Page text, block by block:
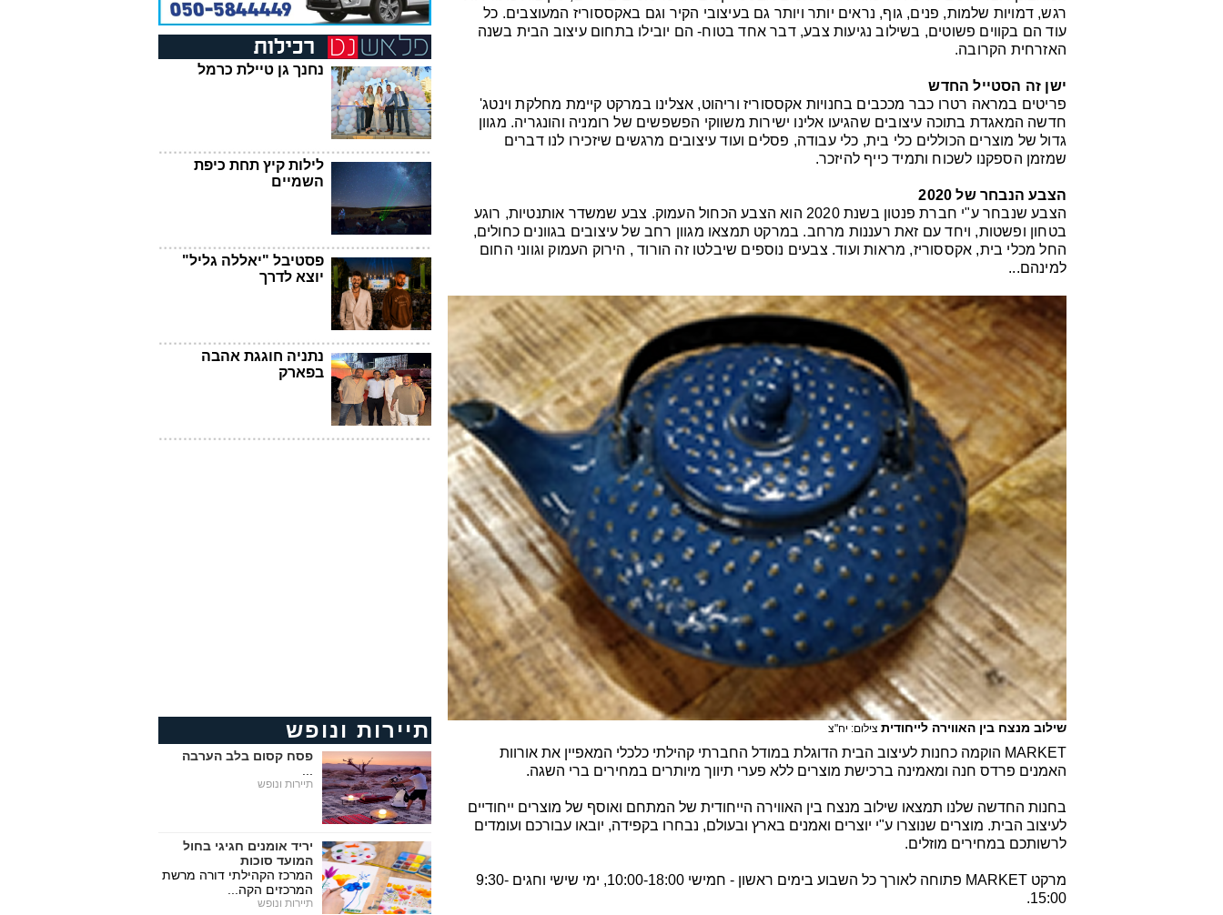
רגש, דמויות שלמות, פנים, גוף, נראים יותר ויותר גם בעיצובי הקיר וגם באקססוריז המעוצבים. כל
עוד הם בקווים פשוטים, בשילוב נגיעות צבע, דבר אחד בטוח- הם יובילו בתחום עיצוב הבית בשנה
האזרחית הקרובה.
ישן זה הסטייל החדש
פריטים במראה רטרו כבר מככבים בחנויות אקססוריז וריהוט, אצלינו במרקט קיימת מחלקת וינטג'
חדשה המאגדת בתוכה עיצובים שהגיעו אלינו ישירות משווקי הפשפשים של רומניה והונגריה. מגוון
גדול של מוצרים הכוללים כלי בית, כלי עבודה, פסלים ועוד עיצובים מרגשים שיזכירו לנו דברים
שמזמן הספקנו לשכוח ותמיד כייף להיזכר.
הצבע הנבחר של 2020
הצבע שנבחר ע"י חברת פנטון בשנת 2020 הוא הצבע הכחול העמוק. צבע שמשדר אותנטיות, רוגע
בטחון ופשטות, ויחד עם זאת רעננות מרחב. במרקט תמצאו מגוון רחב של עיצובים בגוונים כחולים,
החל מכלי בית, אקססוריז, מראות ועוד. צבעים נוספים שיבלטו זה הורוד , הירוק העמוק וגווני החום
למינהם...
שילוב מנצח בין האווירה לייחודית צילום: יח"צ
MARKET הוקמה כחנות לעיצוב הבית הדוגלת במודל החברתי קהילתי כלכלי המאפיין את אורוות
האמנים פרדס חנה ומאמינה ברכישת מוצרים ללא פערי תיווך מיותרים במחירים ברי השגה.
בחנות החדשה שלנו תמצאו שילוב מנצח בין האווירה הייחודית של המתחם ואוסף של מוצרים ייחודיים
לעיצוב הבית. מוצרים שנוצרו ע"י יוצרים ואמנים בארץ ובעולם, נבחרו בקפידה, יובאו עבורכם ועומדים
לרשותכם במחירים מוזלים.
מרקט MARKET פתוחה לאורך כל השבוע בימים ראשון - חמישי 10:00-18:00, ימי שישי וחגים 9:30-
15:00.
נחנך גן טיילת כרמל
לילות קיץ תחת כיפת
השמיים
פסטיבל "יאללה גליל"
יוצא לדרך
נתניה חוגגת אהבה
בפארק
תיירות ונופש
פסח קסום בלב הערבה
תיירות ונופש
יריד אומנים חגיגי בחול
המועד סוכות
המרכז הקהילתי דורה מרשת
המרכזים הקה...
תיירות ונופש